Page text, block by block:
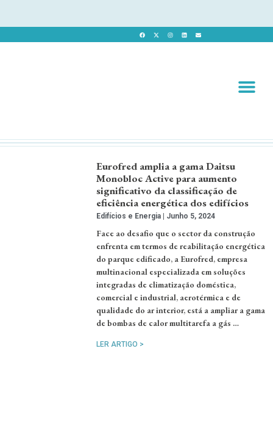
Eurofred amplia a gama Daitsu
Monobloc Active para aumento
significativo da classificação de
eficiência energética dos edifícios
Edifícios e Energia Junho 5, 2024
Face ao desafio que o sector da construção
enfrenta em termos de reabilitação energética
do parque edificado, a Eurofred, empresa
multinacional especializada em soluções
integradas de climatização doméstica,
comercial e industrial, aerotérmica e de
qualidade do ar interior, está a ampliar a gama
de bombas de calor multitarefa a gás …
LER ARTIGO >